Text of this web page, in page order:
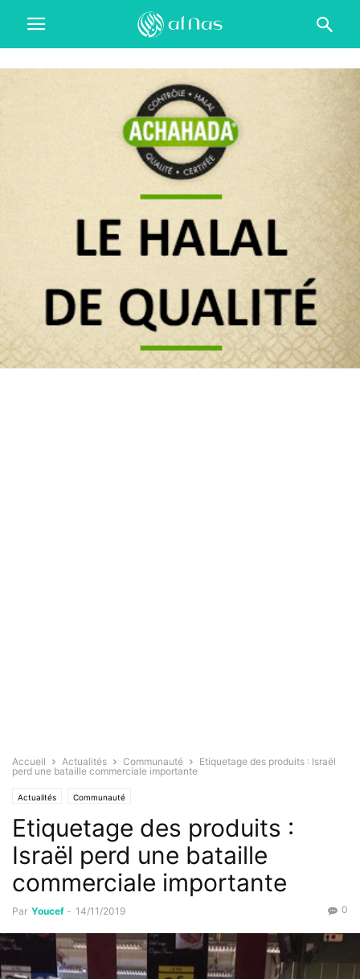
Accueil Actualités Communauté
Etiquetage des produits : Israël
perd une bataille commerciale importante
Actualités Communauté
Etiquetage des produits :
Israël perd une bataille
commerciale importante
Par Youcef - 14/11/2019 0